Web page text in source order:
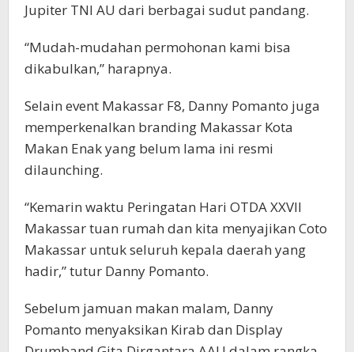
Jupiter TNI AU dari berbagai sudut pandang.
“Mudah-mudahan permohonan kami bisa
dikabulkan,” harapnya.
Selain event Makassar F8, Danny Pomanto juga
memperkenalkan branding Makassar Kota
Makan Enak yang belum lama ini resmi
dilaunching.
“Kemarin waktu Peringatan Hari OTDA XXVII
Makassar tuan rumah dan kita menyajikan Coto
Makassar untuk seluruh kepala daerah yang
hadir,” tutur Danny Pomanto.
Sebelum jamuan makan malam, Danny
Pomanto menyaksikan Kirab dan Display